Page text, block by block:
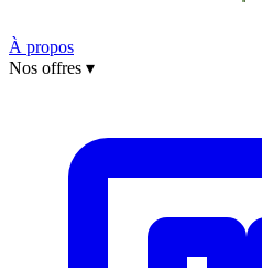
À propos
Nos offres ▾